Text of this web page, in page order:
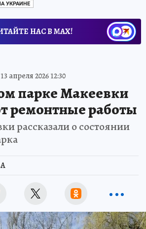
УКРАИНЕ
НАС В МАХ!
13 апреля 2026 12:30
парке Макеевки
ремонтные работы
рассказали о состоянии